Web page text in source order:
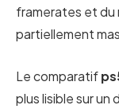
framerates et du
partiellement
Le comparatif
plus lisible sur un